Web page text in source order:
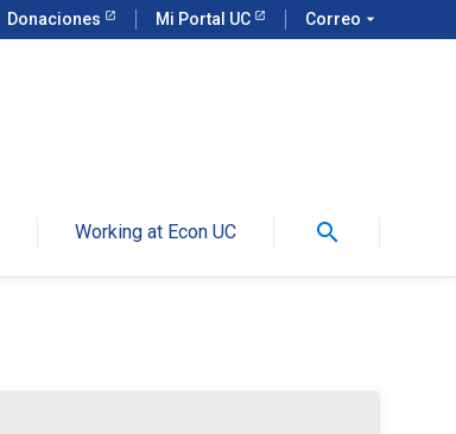
Donaciones Mi Portal UC Correo arrow_drop_down
Working at Econ UC search